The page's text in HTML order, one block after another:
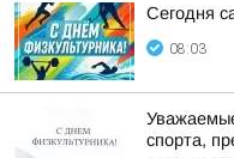
Сегодня
08:03
спорта,